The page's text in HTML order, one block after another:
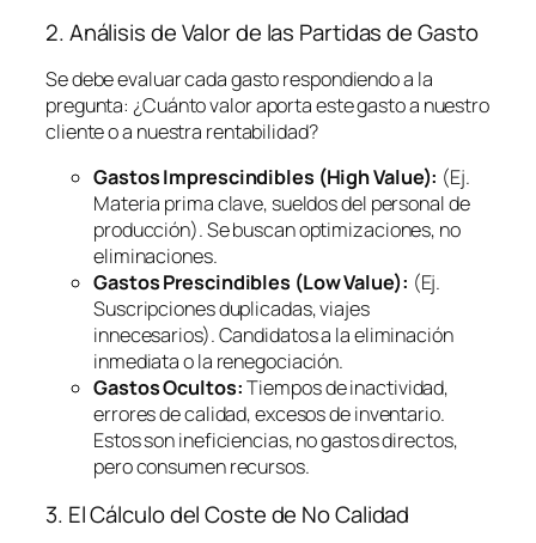
2. Análisis de Valor de las Partidas de Gasto
Se debe evaluar cada gasto respondiendo a la
pregunta: ¿Cuánto valor aporta este gasto a nuestro
cliente o a nuestra rentabilidad?
Gastos Imprescindibles (High Value): (Ej.
Materia prima clave, sueldos del personal de
producción). Se buscan optimizaciones, no
eliminaciones.
Gastos Prescindibles (Low Value): (Ej.
Suscripciones duplicadas, viajes
innecesarios). Candidatos a la eliminación
inmediata o la renegociación.
Gastos Ocultos:Tiempos de inactividad,
errores de calidad, excesos de inventario.
Estos son ineficiencias, no gastos directos,
pero consumen recursos.
3. El Cálculo del Coste de No Calidad